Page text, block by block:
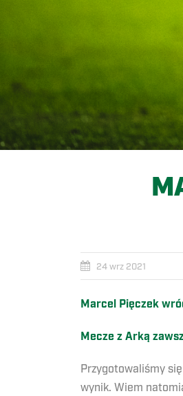
24 wrz 2021
Marcel Pięczek
Mecze z Arką
Przygotowaliśmy
wynik. Wiem